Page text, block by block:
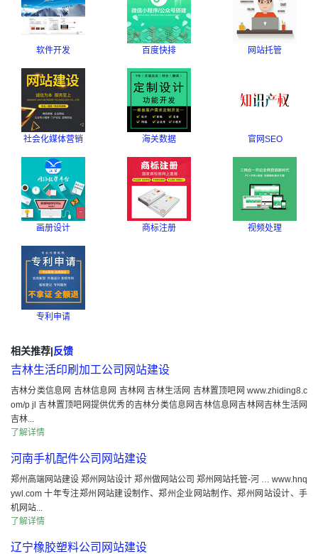
软件开发 百度快排 网站托管
社会化媒体营销 海关数据 官网SEO
画册设计 商标注册 视频处理
专利申请
相关推荐|反馈
吉林生活印刷加工公司网站建设
吉林分类信息网 吉林信息网 吉林网 吉林生活网 吉林置顶吧网 www.zhiding8.c
om/p jl 吉林置顶吧网提供优秀的吉林分类信息网吉林信息网吉林网吉林生活网
吉林...
了解详情
河南手机配件公司网站建设
郑州高端网站建设 郑州网站设计 郑州做网站公司 郑州网站托管-河 … www.hnq
ywl.com 十年专注郑州网站建设制作、郑州企业网站制作、郑州网站设计、手
机网站...
了解详情
辽宁橡胶塑料公司网站建设